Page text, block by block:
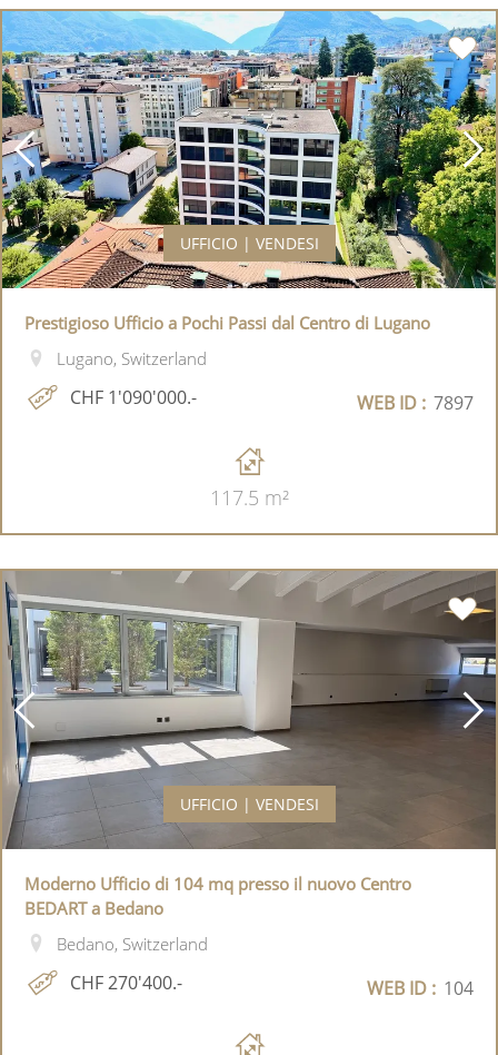
UFFICIO | VENDESI
Prestigioso Ufficio a Pochi Passi dal Centro di Lugano
Lugano, Switzerland
CHF 1'090'000.- WEB ID : 7897
117.5 m²
UFFICIO | VENDESI
Moderno Ufficio di 104 mq presso il nuovo Centro
BEDART a Bedano
Bedano, Switzerland
CHF 270'400.- WEB ID : 104